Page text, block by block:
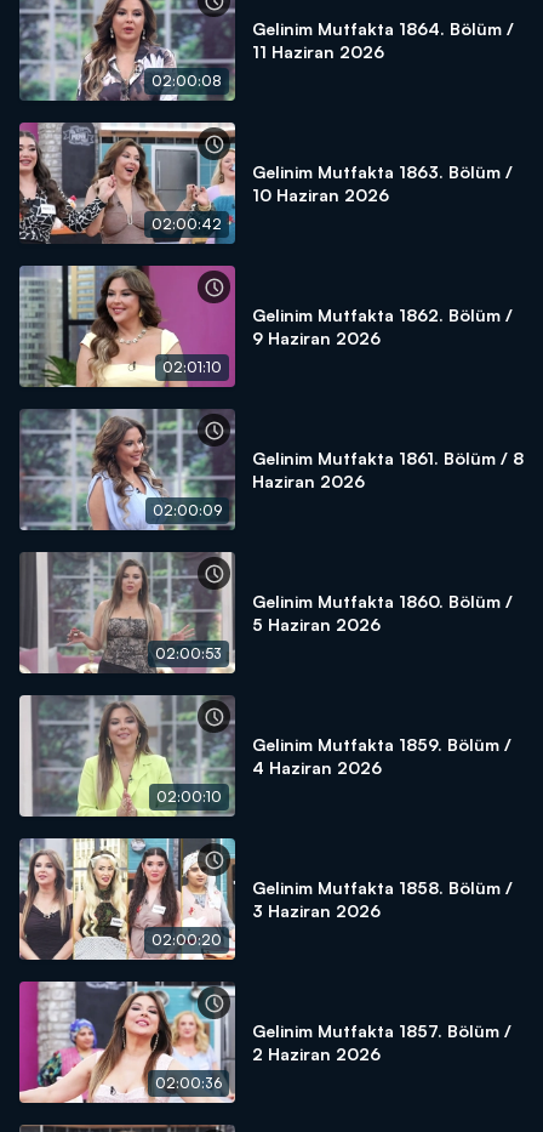
02:00:08
Gelinim Mutfakta 1864. Bölüm /
11 Haziran 2026
02:00:42
Gelinim Mutfakta 1863. Bölüm /
10 Haziran 2026
02:01:10
Gelinim Mutfakta 1862. Bölüm /
9 Haziran 2026
02:00:09
Gelinim Mutfakta 1861. Bölüm / 8
Haziran 2026
02:00:53
Gelinim Mutfakta 1860. Bölüm /
5 Haziran 2026
02:00:10
Gelinim Mutfakta 1859. Bölüm /
4 Haziran 2026
02:00:20
Gelinim Mutfakta 1858. Bölüm /
3 Haziran 2026
02:00:36
Gelinim Mutfakta 1857. Bölüm /
2 Haziran 2026